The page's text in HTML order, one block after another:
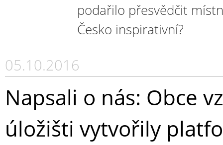
podařilo přesvědčit
Česko inspirativní?
05.10.2016
Napsali o nás: Obce
úložišti vytvořily